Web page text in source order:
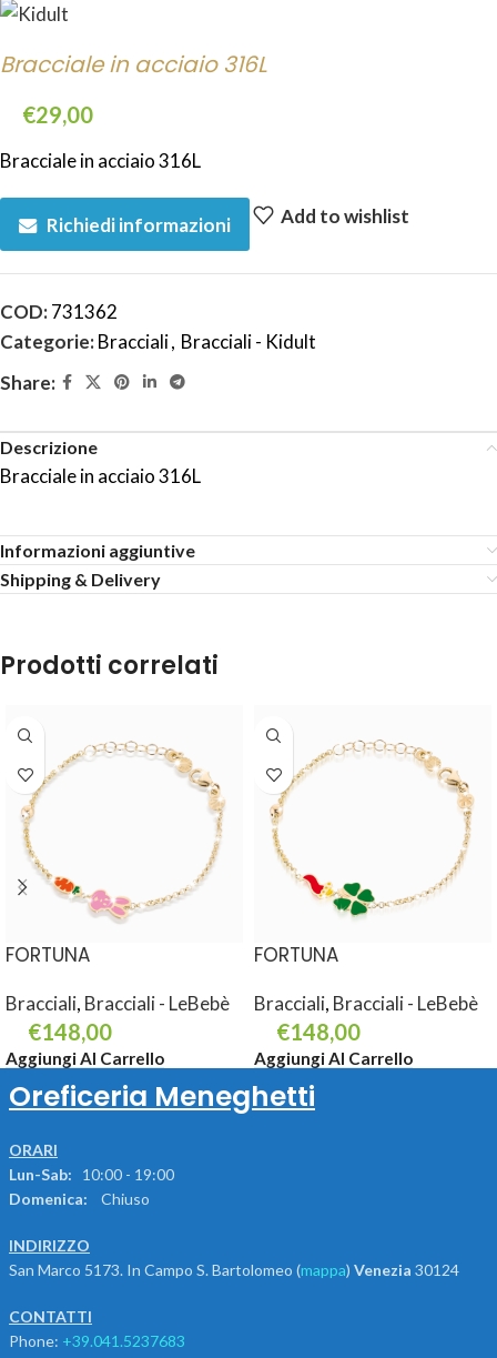
Bracciale in acciaio 316L
€29,00
Bracciale in acciaio 316L
Richiedi informazioni Add to wishlist
COD:731362
Categorie:Bracciali, Bracciali - Kidult
Share:
Descrizione
Bracciale in acciaio 316L
Informazioni aggiuntive
Shipping & Delivery
Prodotti correlati
FORTUNA
Bracciali, Bracciali - LeBebè
€148,00
Aggiungi Al Carrello
FORTUNA
Bracciali, Bracciali - LeBebè
€148,00
Aggiungi Al Carrello
Oreficeria Meneghetti
ORARI
Lun-Sab: 10:00 - 19:00
Domenica:
Chiuso
INDIRIZZO
San Marco 5173. In Campo S. Bartolomeo (mappa) Venezia 30124
CONTATTI
Phone: +39.041.5237683